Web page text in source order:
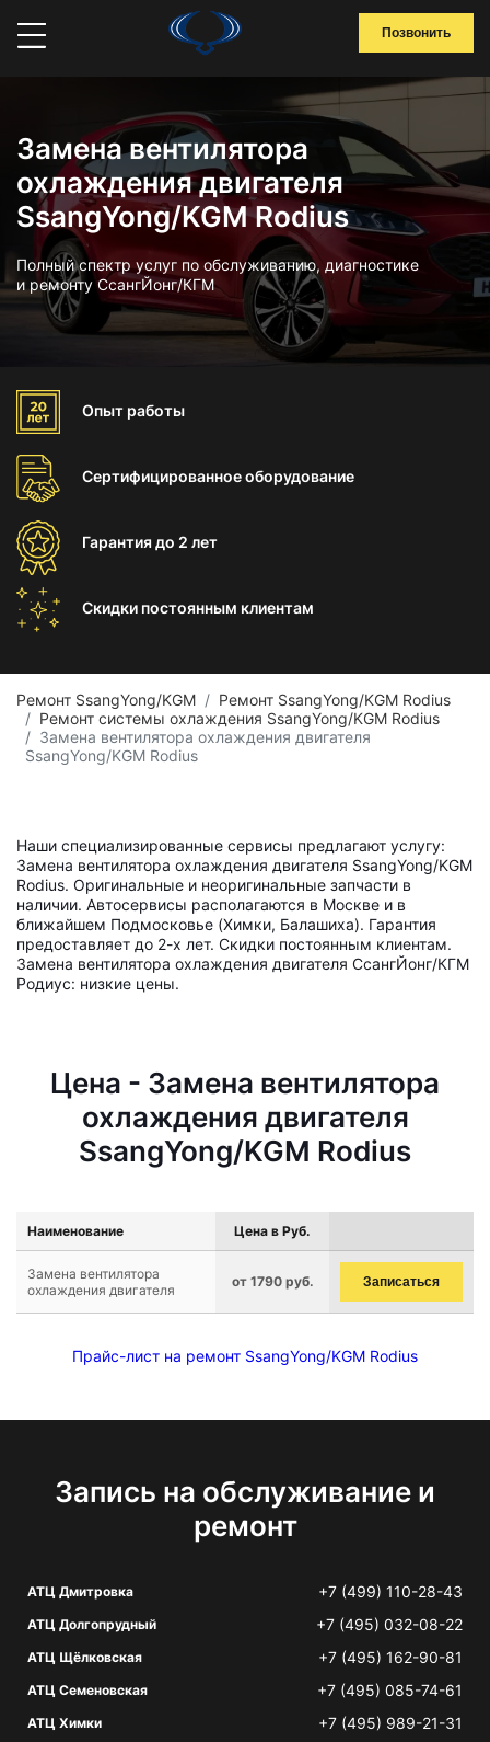
Позвонить
Замена вентилятора
охлаждения двигателя
SsangYong/KGM Rodius
Полный спектр услуг по обслуживанию, диагностике
и ремонту СсангЙонг/КГМ
Опыт работы
Сертифицированноеоборудование
Гарантиядо 2 лет
Скидки постоянным клиентам
Ремонт SsangYong/KGM
Ремонт SsangYong/KGM Rodius
Ремонт системы охлаждения SsangYong/KGM Rodius
Замена вентилятора охлаждения двигателя
SsangYong/KGM Rodius
Наши специализированные сервисы предлагают услугу:
Замена вентилятора охлаждения двигателя SsangYong/KGM
Rodius. Оригинальные и неоригинальные запчасти в
наличии. Автосервисы располагаются в Москве и в
ближайшем Подмосковье (Химки, Балашиха). Гарантия
предоставляет до 2-х лет. Скидки постоянным клиентам.
Замена вентилятора охлаждения двигателя СсангЙонг/КГМ
Родиус: низкие цены.
Цена - Замена вентилятора
охлаждения двигателя
SsangYong/KGM Rodius
Наименование Цена в Руб.
Замена вентилятора
охлаждения двигателя
от 1790 руб. Записаться
Прайс-лист на ремонт SsangYong/KGM Rodius
Запись на обслуживание и
ремонт
АТЦ Дмитровка +7 (499) 110-28-43
АТЦ Долгопрудный +7 (495) 032-08-22
АТЦ Щёлковская +7 (495) 162-90-81
АТЦ Семеновская +7 (495) 085-74-61
АТЦ Химки +7 (495) 989-21-31